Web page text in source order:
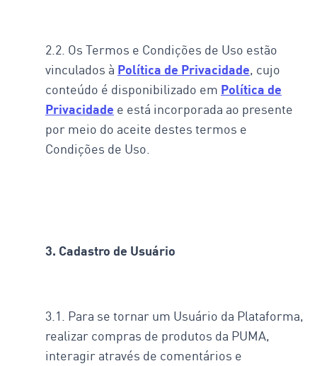
2.2. Os Termos e Condições de Uso estão
vinculados à Política de Privacidade, cujo
conteúdo é disponibilizado em Política de
Privacidade e está incorporada ao presente
por meio do aceite destes termos e
Condições de Uso.
3. Cadastro de Usuário
3.1. Para se tornar um Usuário da Plataforma,
realizar compras de produtos da PUMA,
interagir através de comentários e